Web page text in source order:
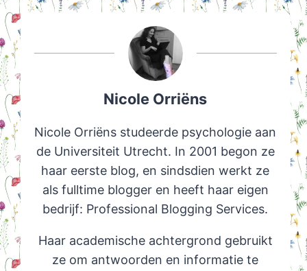
Nicole Orriëns
Nicole Orriëns studeerde psychologie aan
de Universiteit Utrecht. In 2001 begon ze
haar eerste blog, en sindsdien werkt ze
als fulltime blogger en heeft haar eigen
bedrijf: Professional Blogging Services.
Haar academische achtergrond gebruikt
ze om antwoorden en informatie te